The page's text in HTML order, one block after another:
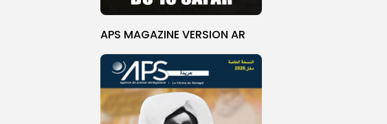
APS MAGAZINE VERSION AR